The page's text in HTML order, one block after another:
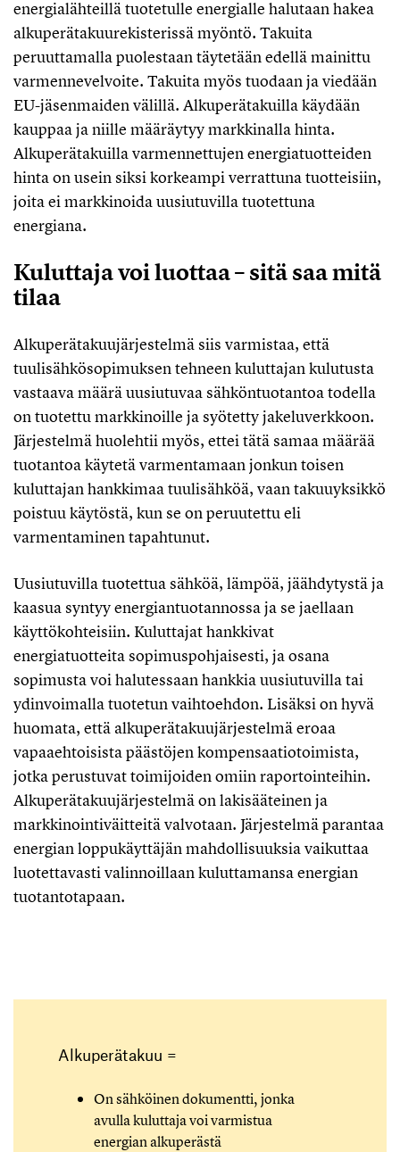
energialähteillä tuotetulle energialle halutaan hakea
alkuperätakuurekisterissä myöntö. Takuita
peruuttamalla puolestaan täytetään edellä mainittu
varmennevelvoite. Takuita myös tuodaan ja viedään
EU-jäsenmaiden välillä. Alkuperätakuilla käydään
kauppaa ja niille määräytyy markkinalla hinta.
Alkuperätakuilla varmennettujen energiatuotteiden
hinta on usein siksi korkeampi verrattuna tuotteisiin,
joita ei markkinoida uusiutuvilla tuotettuna
energiana.
Kuluttaja voi luottaa – sitä saa mitä
tilaa
Alkuperätakuujärjestelmä siis varmistaa, että
tuulisähkösopimuksen tehneen kuluttajan kulutusta
vastaava määrä uusiutuvaa sähköntuotantoa todella
on tuotettu markkinoille ja syötetty jakeluverkkoon.
Järjestelmä huolehtii myös, ettei tätä samaa määrää
tuotantoa käytetä varmentamaan jonkun toisen
kuluttajan hankkimaa tuulisähköä, vaan takuuyksikkö
poistuu käytöstä, kun se on peruutettu eli
varmentaminen tapahtunut.
Uusiutuvilla tuotettua sähköä, lämpöä, jäähdytystä ja
kaasua syntyy energiantuotannossa ja se jaellaan
käyttökohteisiin. Kuluttajat hankkivat
energiatuotteita sopimuspohjaisesti, ja osana
sopimusta voi halutessaan hankkia uusiutuvilla tai
ydinvoimalla tuotetun vaihtoehdon. Lisäksi on hyvä
huomata, että alkuperätakuujärjestelmä eroaa
vapaaehtoisista päästöjen kompensaatiotoimista,
jotka perustuvat toimijoiden omiin raportointeihin.
Alkuperätakuujärjestelmä on lakisääteinen ja
markkinointiväitteitä valvotaan. Järjestelmä parantaa
energian loppukäyttäjän mahdollisuuksia vaikuttaa
luotettavasti valinnoillaan kuluttamansa energian
tuotantotapaan.
Alkuperätakuu =
On sähköinen dokumentti, jonka
avulla kuluttaja voi varmistua
energian alkuperästä